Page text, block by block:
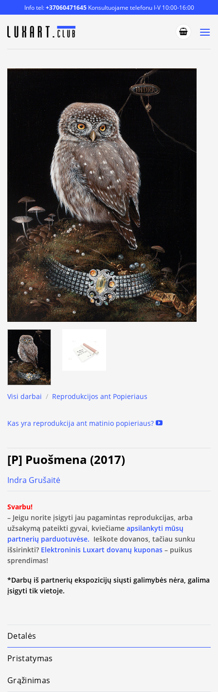
to
content
Info tel:+37060471645Konsultuojame telefonu I-V 10:00-16:00
Visi darbai / Reprodukcijos ant Popieriaus
Kas yra reprodukcija ant matinio popieriaus?
[P] Puošmena (2017)
Indra Grušaitė
Svarbu!
– Jeigu norite įsigyti jau pagamintas reprodukcijas, arba
užsakymą pateikti gyvai, kviečiame apsilankyti mūsų
partnerių parduotuvėse. Ieškote dovanos, tačiau sunku
išsirinkti? Elektroninis Luxart dovanų kuponas – puikus
sprendimas!
*Darbų iš partnerių ekspozicijų siųsti galimybės nėra, galima
įsigyti tik vietoje.
Detalės
Pristatymas
Grąžinimas